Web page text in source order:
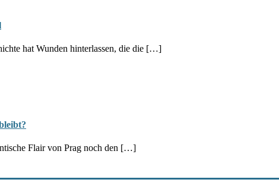
hat Wunden hinterlassen, die die […]
Flair von Prag noch den […]